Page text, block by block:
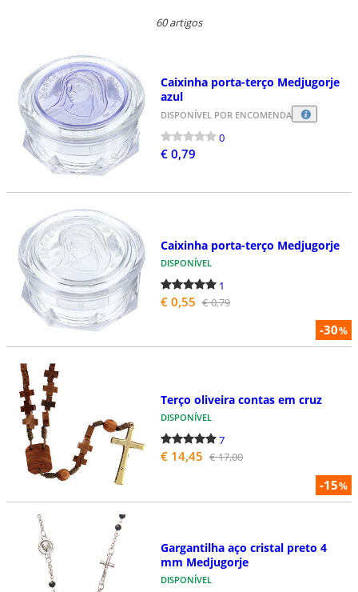
60 artigos
Caixinha porta-terço Medjugorje
azul
DISPONÍVEL POR ENCOMENDA
0
€ 0,79
-30%
Caixinha porta-terço Medjugorje
DISPONÍVEL
1
€ 0,55 € 0,79
-15%
Terço oliveira contas em cruz
DISPONÍVEL
7
€ 14,45 € 17,00
Gargantilha aço cristal preto 4
mm Medjugorje
DISPONÍVEL